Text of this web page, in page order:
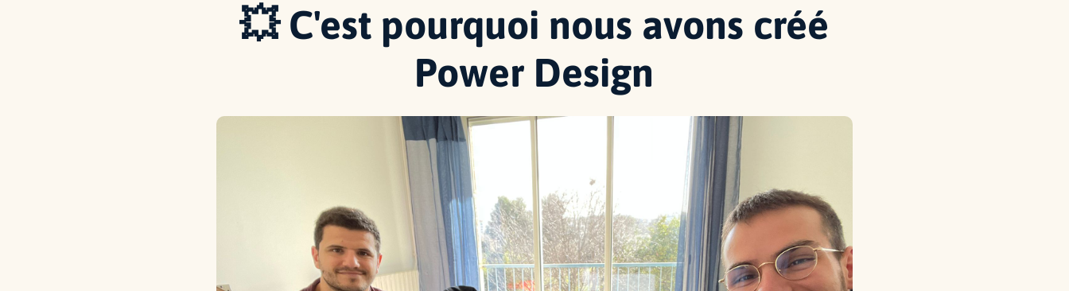
💥 C'est pourquoi nous avons créé
Power Design